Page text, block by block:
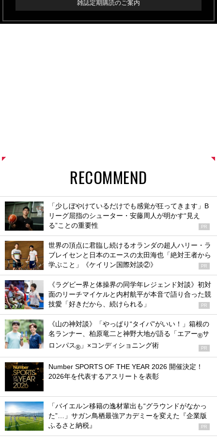
雑誌定期購読のご案内
RECOMMEND
「少しぼやけているだけでも感覚が狂ってきます」B
リーグ屈指のシューター・安藤周人が明かす“見え
る”ことの重要性
PR
世界の頂点に君臨し続けるオランダの超人ハリー・ラ
ブレイセンと日本のエースの太田海也「絶対王者から
学ぶこと」《ケイリン国際対談②》
PR
《ラグビー界と体操界の同学年レジェンド対談》初対
面のリーチマイケルと内村航平が本音で語り合った競
技愛「好きだから、続けられる」
PR
《山の神対談》「やっぱり“タイパ”がいい！」箱根の
名ランナー、柏原竜二と神野大地が語る「エアー®サ
ロンパス® 」×コンディショニング術 PR
Number SPORTS OF THE YEAR 2026 開催決定！
2026年を代表するアスリートを表彰
「バイエルン移籍の逸材輩出も“グラウンドがなかっ
た”…」サガン鳥栖最強アカデミーを変えた『企業版
ふるさと納税』
PR